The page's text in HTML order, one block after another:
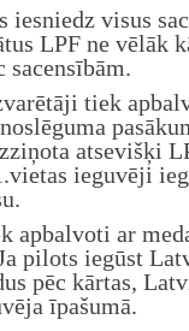
iesniedz visus
LPF ne vēlāk
sacensībām.
tiek
atsevišķi
ieguvēji
apbalvoti ar
pilots iegūst
pēc kārtas,
īpašumā.